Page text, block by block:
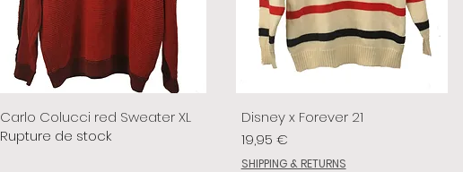
Carlo Colucci red Sweater XL
Rupture de stock
Disney x Forever 21
Prix
19,95 €
SHIPPING & RETURNS